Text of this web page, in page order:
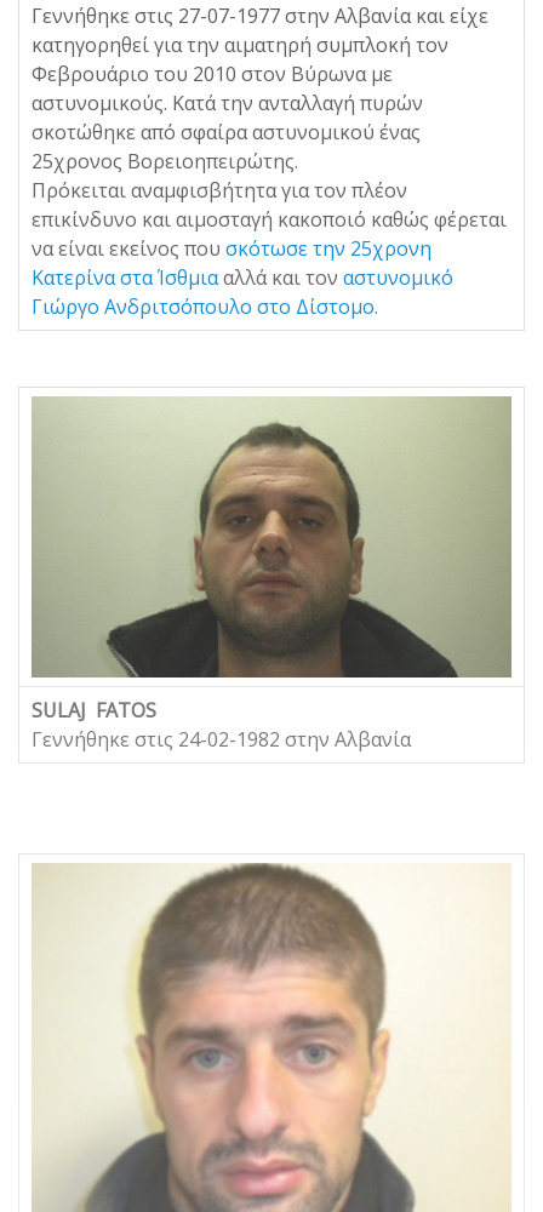
Γεννήθηκε στις 27-07-1977 στην Αλβανία και είχε
κατηγορηθεί για την αιματηρή συμπλοκή τον
Φεβρουάριο του 2010 στον Βύρωνα με
αστυνομικούς. Κατά την ανταλλαγή πυρών
σκοτώθηκε από σφαίρα αστυνομικού ένας
25χρονος Βορειοηπειρώτης.
Πρόκειται αναμφισβήτητα για τον πλέον
επικίνδυνο και αιμοσταγή κακοποιό καθώς φέρεται
να είναι εκείνος που σκότωσε την 25χρονη
Κατερίνα στα Ίσθμιααλλά και τον αστυνομικό
Γιώργο Ανδριτσόπουλο στο Δίστομο.
SULAJ FATOS
Γεννήθηκε στις 24-02-1982 στην Αλβανία